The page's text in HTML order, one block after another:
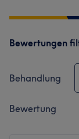
Bewertungen
Behandlung
Bewertung